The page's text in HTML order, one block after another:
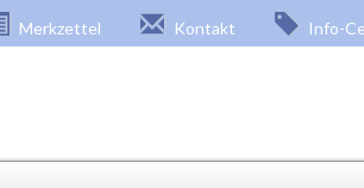
Merkzettel Kontakt Info-